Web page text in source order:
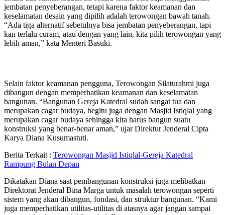
jembatan penyeberangan, tetapi karena faktor keamanan dan
keselamatan desain yang dipilih adalah terowongan bawah tanah.
“Ada tiga alternatif sebetulnya bisa jembatan penyeberangan, tapi
kan terlalu curam, atau dengan yang lain, kita pilih terowongan yang
lebih aman,” kata Menteri Basuki.
Selain faktor keamanan pengguna, Terowongan Silaturahmi juga
dibangun dengan memperhatikan keamanan dan keselamatan
bangunan. “Bangunan Gereja Katedral sudah sangat tua dan
merupakan cagar budaya, begitu juga dengan Masjid Istiqlal yang
merupakan cagar budaya sehingga kita harus bangun suatu
konstruksi yang benar-benar aman,” ujar Direktur Jenderal Cipta
Karya Diana Kusumastuti.
Berita Terkait : Terowongan Masjid Istiqlal-Gereja Katedral
Rampung Bulan Depan
Dikatakan Diana saat pembangunan konstruksi juga melibatkan
Direktorat Jenderal Bina Marga untuk masalah terowongan seperti
sistem yang akan dibangun, fondasi, dan struktur bangunan. “Kami
juga memperhatikan utilitas-utilitas di atasnya agar jangan sampai